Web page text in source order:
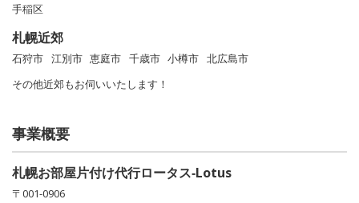
手稲区
札幌近郊
石狩市 江別市 恵庭市 千歳市 小樽市 北広島市
その他近郊もお伺いいたします！
事業概要
札幌お部屋片付け代行ロータス‐Lotus
〒001-0906